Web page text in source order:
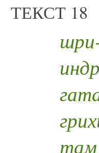
ТЕКСТ 18
там